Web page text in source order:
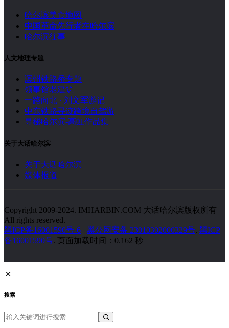
哈尔滨美食地图
中国革命先行者在哈尔滨
哈尔滨往事
人文地理专题
滨州铁路桥专题
领事馆老建筑
一路向北 · 刘文军游记
中东铁路寻迹跨境自驾游
寻秘哈尔滨-高虹作品集
关于大话哈尔滨
关于大话哈尔滨
媒体报道
Copyright 2009-2024. IMHARBIN.COM 大话哈尔滨版权所有
All rights reserved.
黑ICP备16001590号-6
黑公网安备 23010302000329号. 黑ICP
备16001590号. 页面加载时间：0.162 秒
搜索